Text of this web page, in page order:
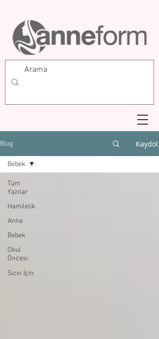
Blog Kaydol
Tüm
Yazılar
Hamilelik
Anne
Bebek
Okul
Öncesi
Sizin İçin
Bebek